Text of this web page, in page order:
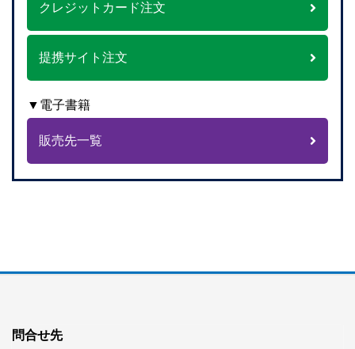
クレジットカード注文
提携サイト注文
▼電子書籍
販売先一覧
問合せ先